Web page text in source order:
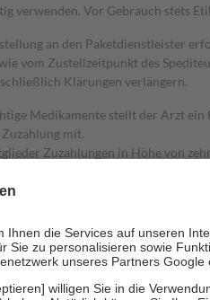
verwenden. Vor Gebrauch stets
an den Paketdienstleister
vom Zustellzeitpunkt des
Klärungen verlängern.
Medikamente stellt der Arzt ein
mit.
Zuzahlungen in Höhe von
auch für Online-Apotheken.
Versicherten für ihre eigene
bis zum vollendeten 18.
und Früherkennung, die von